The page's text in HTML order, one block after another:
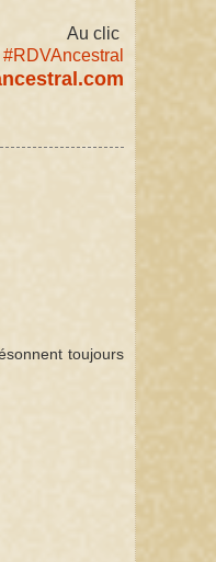
Au clic
#RDVAncestral
toujours